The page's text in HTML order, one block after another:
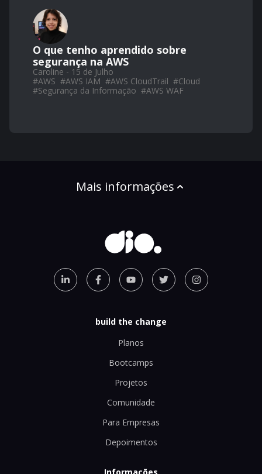
O que tenho aprendido sobre
segurança na AWS
Caroline - 15 de Julho
#AWS #AWS IAM #AWS CloudTrail #Cloud
#Segurança da Informação #AWS WAF
Mais informações
build the change
Planos
Bootcamps
Projetos
Comunidade
Para Empresas
Depoimentos